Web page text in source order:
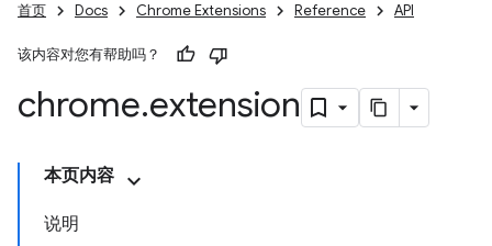
首页 Docs Chrome Extensions Reference API
该内容对您有帮助吗？
chrome.extension
本页内容
说明